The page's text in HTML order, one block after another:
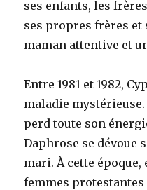
ses enfants, les
ses propres frères
maman attentive et
Entre 1981 et 1982,
maladie
perd toute son
Daphrose se dévoue
mari. À cette
femmes protestantes